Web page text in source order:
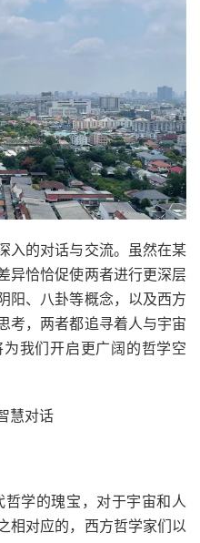
入的对话与交流。虽然在某
异恰恰促使两者进行更深层
阳、八卦等概念，以及西方
考，两者都追寻着人与宇宙
我们开启更广阔的哲学空
慧对话
学的瑰宝，对于宇宙和人
相对应的，西方哲学家们以